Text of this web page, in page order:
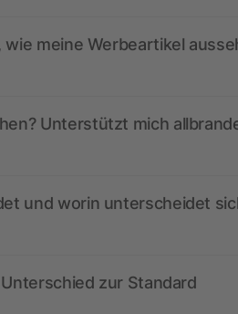
meine Werbeartikel
Unterstützt mich
und worin unterscheidet
zur Standard